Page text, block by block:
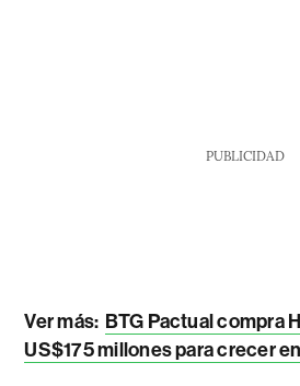
PUBLICIDAD
Ver más: BTG Pactual compra
US$175 millones para crecer